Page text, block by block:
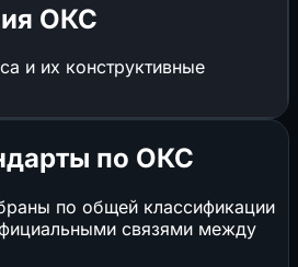
ОКС
и их конструктивные
по ОКС
по общей классификации
связями между